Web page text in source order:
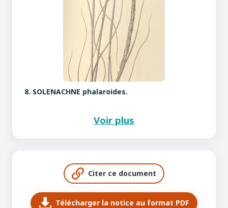
8. SOLENACHNE phalaroides.
Voir plus
Citer ce document
Télécharger la notice au format PDF